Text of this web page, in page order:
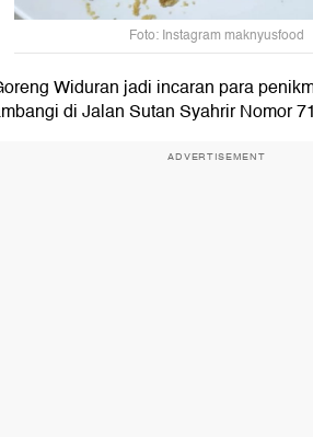
Foto: Instagram maknyusfood
Widuran jadi incaran para
di Jalan Sutan Syahrir Nomor
ADVERTISEMENT